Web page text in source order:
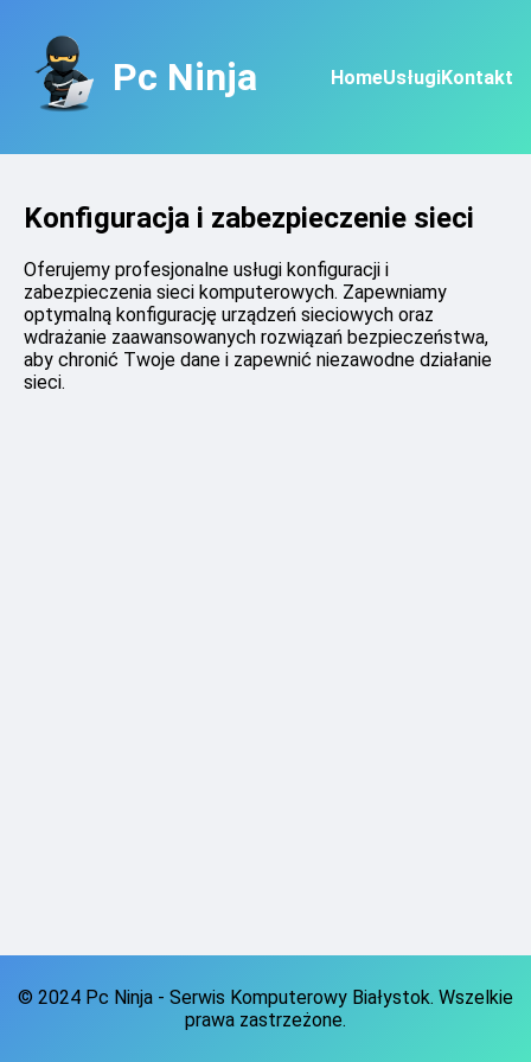
Pc Ninja HomeUsługiKontakt
Konfiguracja i zabezpieczenie sieci
Oferujemy profesjonalne usługi konfiguracji i
zabezpieczenia sieci komputerowych. Zapewniamy
optymalną konfigurację urządzeń sieciowych oraz
wdrażanie zaawansowanych rozwiązań bezpieczeństwa,
aby chronić Twoje dane i zapewnić niezawodne działanie
sieci.
© 2024 Pc Ninja - Serwis Komputerowy Białystok. Wszelkie
prawa zastrzeżone.